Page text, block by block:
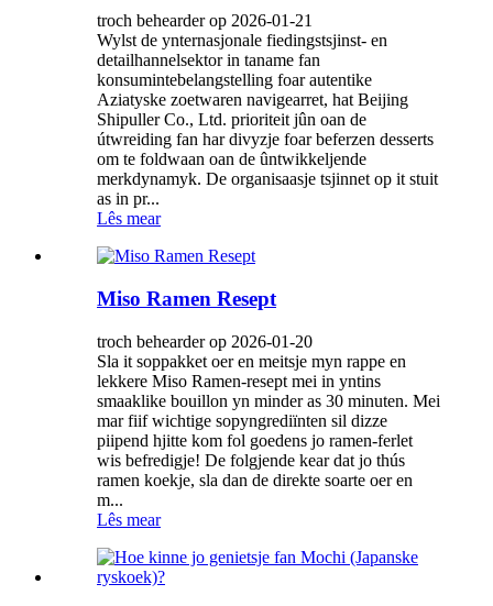
troch behearder op 2026-01-21
Wylst de ynternasjonale fiedingstsjinst- en
detailhannelsektor in taname fan
konsumintebelangstelling foar autentike
Aziatyske zoetwaren navigearret, hat Beijing
Shipuller Co., Ltd. prioriteit jûn oan de
útwreiding fan har divyzje foar beferzen desserts
om te foldwaan oan de ûntwikkeljende
merkdynamyk. De organisaasje tsjinnet op it stuit
as in pr...
Lês mear
Miso Ramen Resept
troch behearder op 2026-01-20
Sla it soppakket oer en meitsje myn rappe en
lekkere Miso Ramen-resept mei in yntins
smaaklike bouillon yn minder as 30 minuten. Mei
mar fiif wichtige sopyngrediïnten sil dizze
piipend hjitte kom fol goedens jo ramen-ferlet
wis befredigje! De folgjende kear dat jo thús
ramen koekje, sla dan de direkte soarte oer en
m...
Lês mear